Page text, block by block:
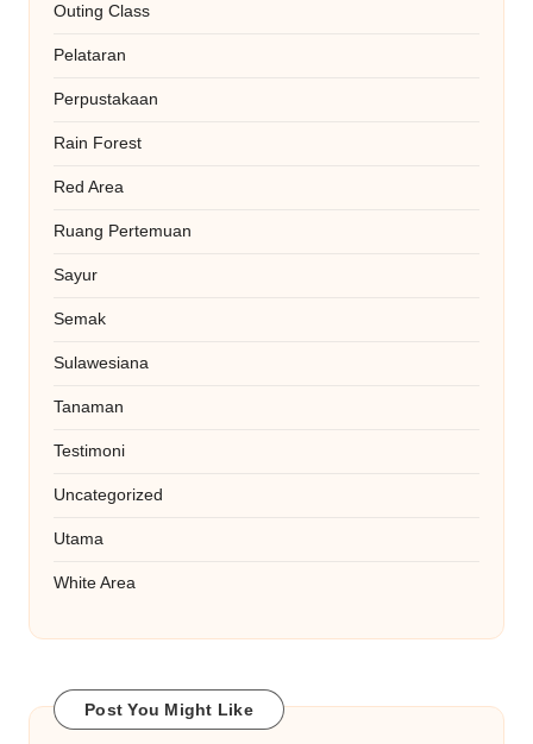
Outing Class
Pelataran
Perpustakaan
Rain Forest
Red Area
Ruang Pertemuan
Sayur
Semak
Sulawesiana
Tanaman
Testimoni
Uncategorized
Utama
White Area
Post You Might Like